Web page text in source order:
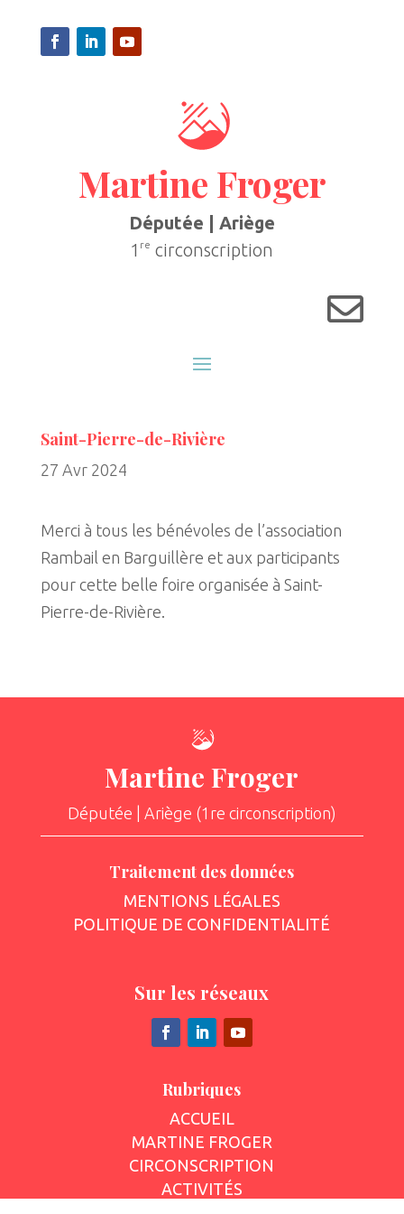
Martine Froger
Députée | Ariège
1 re circonscription

Saint-Pierre-de-Rivière
27 Avr 2024
Merci à tous les bénévoles de l’association
Rambail en Barguillère et aux participants
pour cette belle foire organisée à Saint-
Pierre-de-Rivière.
Martine Froger
Députée | Ariège (1re circonscription)
Traitement des données
MENTIONS LÉGALES
POLITIQUE DE CONFIDENTIALITÉ
Sur les réseaux
Rubriques
ACCUEIL
MARTINE FROGER
CIRCONSCRIPTION
ACTIVITÉS